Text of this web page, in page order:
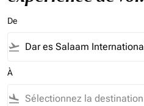
De
flight_takeoff
À
flight_land